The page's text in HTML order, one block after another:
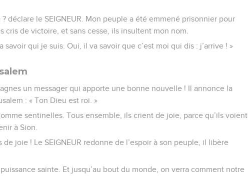
déclare le SEIGNEUR. Mon peuple a été emmené prisonnier pour
de victoire, et sans cesse, ils insultent mon nom.
qui je suis. Oui, il va savoir que c’est moi qui dis : j’arrive ! »
un messager qui apporte une bonne nouvelle ! Il annonce la
: « Ton Dieu est roi. »
sentinelles. Tous ensemble, ils crient de joie, parce qu’ils voient
à Sion.
joie ! Le SEIGNEUR redonne de l’espoir à son peuple, il libère
sainte. Et jusqu’au bout du monde, on verra comment notre